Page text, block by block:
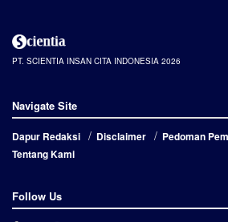
PT. SCIENTIA INSAN CITA INDONESIA 2026
Navigate Site
Dapur Redaksi Disclaimer
Pedoman
Tentang Kami
Follow Us